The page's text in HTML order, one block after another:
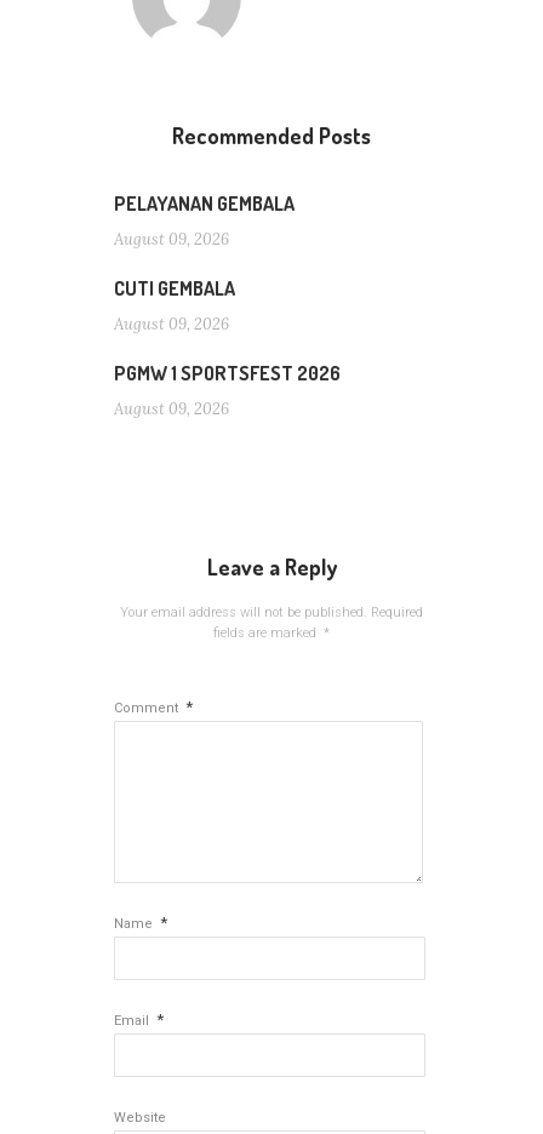
Recommended Posts
PELAYANAN GEMBALA
August 09, 2026
CUTI GEMBALA
August 09, 2026
PGMW 1 SPORTSFEST 2026
August 09, 2026
Leave a Reply
Your email address will not be published. Required
fields are marked *
Comment *
Name *
Email *
Website